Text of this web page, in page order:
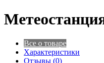
Все о товаре
Характеристики
Отзывы (0)